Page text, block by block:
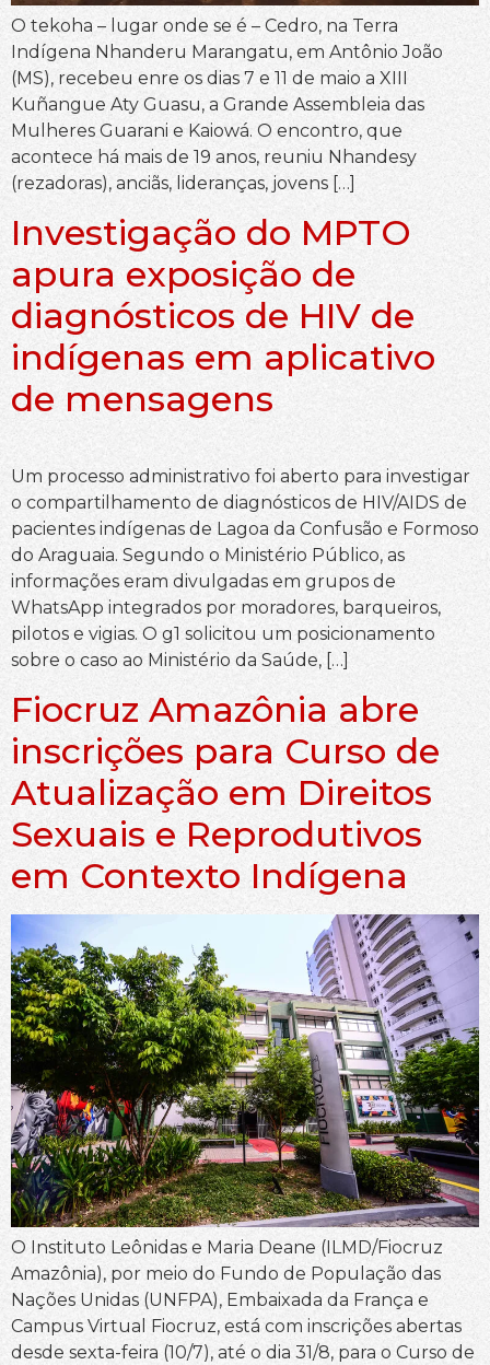
O tekoha – lugar onde se é – Cedro, na Terra
Indígena Nhanderu Marangatu, em Antônio João
(MS), recebeu enre os dias 7 e 11 de maio a XIII
Kuñangue Aty Guasu, a Grande Assembleia das
Mulheres Guarani e Kaiowá. O encontro, que
acontece há mais de 19 anos, reuniu Nhandesy
(rezadoras), anciãs, lideranças, jovens […]
Investigação do MPTO
apura exposição de
diagnósticos de HIV de
indígenas em aplicativo
de mensagens
Um processo administrativo foi aberto para investigar
o compartilhamento de diagnósticos de HIV/AIDS de
pacientes indígenas de Lagoa da Confusão e Formoso
do Araguaia. Segundo o Ministério Público, as
informações eram divulgadas em grupos de
WhatsApp integrados por moradores, barqueiros,
pilotos e vigias. O g1 solicitou um posicionamento
sobre o caso ao Ministério da Saúde, […]
Fiocruz Amazônia abre
inscrições para Curso de
Atualização em Direitos
Sexuais e Reprodutivos
em Contexto Indígena
O Instituto Leônidas e Maria Deane (ILMD/Fiocruz
Amazônia), por meio do Fundo de População das
Nações Unidas (UNFPA), Embaixada da França e
Campus Virtual Fiocruz, está com inscrições abertas
desde sexta-feira (10/7), até o dia 31/8, para o Curso de